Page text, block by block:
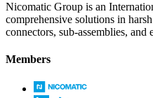
Nicomatic Group is an
comprehensive solutions in
connectors, sub-assemblies, and
Members